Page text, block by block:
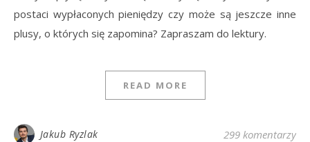
postaci wypłaconych pieniędzy czy może są jeszcze inne
plusy, o których się zapomina? Zapraszam do lektury.
READ MORE
Jakub Ryzlak 299 komentarzy